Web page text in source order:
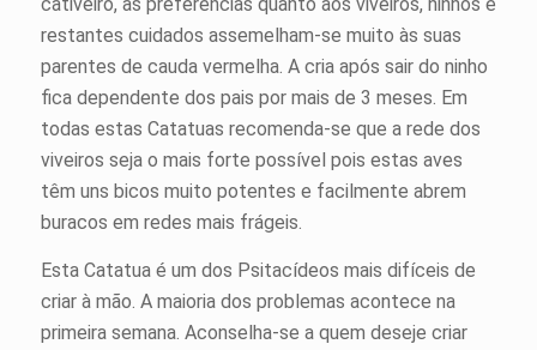
restantes cuidados assemelham-se muito às suas
parentes de cauda vermelha. A cria após sair do ninho
fica dependente dos pais por mais de 3 meses. Em
todas estas Catatuas recomenda-se que a rede dos
viveiros seja o mais forte possível pois estas aves
têm uns bicos muito potentes e facilmente abrem
buracos em redes mais frágeis.
Esta Catatua é um dos Psitacídeos mais difíceis de
criar à mão. A maioria dos problemas acontece na
primeira semana. Aconselha-se a quem deseje criar